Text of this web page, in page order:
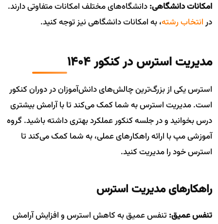
امکانات دانشگاهی:دانشگاه‌های مختلف امکانات متفاوتی دارند.
درانتخاب رشته، به امکانات دانشگاهی نیز توجه کنید.
مدیریت استرس در کنکور ۱۴۰۴
استرس یکی از بزرگ‌ترین چالش‌های دانش‌آموزان در دوران کنکور
است. مدیریت استرس به شما کمک می‌کند تا با آرامش بیشتری
درس بخوانید و در جلسه کنکور عملکرد بهتری داشته باشید. گروه
آموزشی مپ با ارائه راهکارهای عملی، به شما کمک می‌کند تا
استرس خود را مدیریت کنید.
راهکارهای مدیریت استرس
تنفس عمیق: تنفس عمیق به کاهش استرس و افزایش آرامش